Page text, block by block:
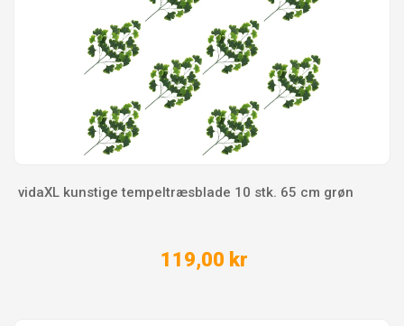
vidaXL kunstige tempeltræsblade 10 stk. 65 cm grøn
119,00 kr